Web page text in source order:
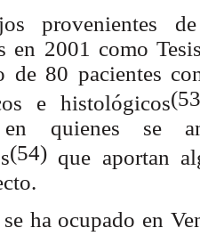
provenientes
en 2001 como
de 80 pacientes
e histológicos
en quienes se
(54) que aportan
ha ocupado en